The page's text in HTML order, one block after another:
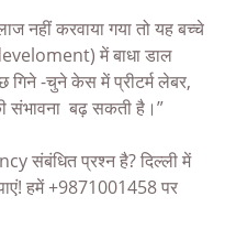
करवाया गया तो यह बच्चे
में बाधा डाल
-चुने केस में प्रीटर्म लेबर,
संभावना बढ़ सकती है।”
संबंधित प्रश्न है? दिल्ली में
हमें +9871001458 पर